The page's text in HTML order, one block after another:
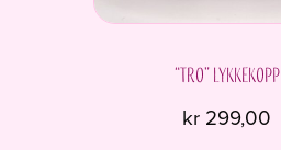
“Tro” Lykkekopp
kr 299,00